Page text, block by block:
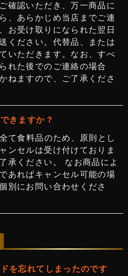
確認いただき、万一商品に
、あらかじめ当店までご連
お受け取りになられた翌日
ください。代替品、または
いただきます。なお、すべ
れた後でのご連絡の場合
ねますので、ご了承くださ
きますか？
て食料品のため、原則とし
ンセルは受け付けておりま
承ください。 なお商品によ
あればキャンセル可能の場
別にお問い合わせくださ
を忘れてしまったのです